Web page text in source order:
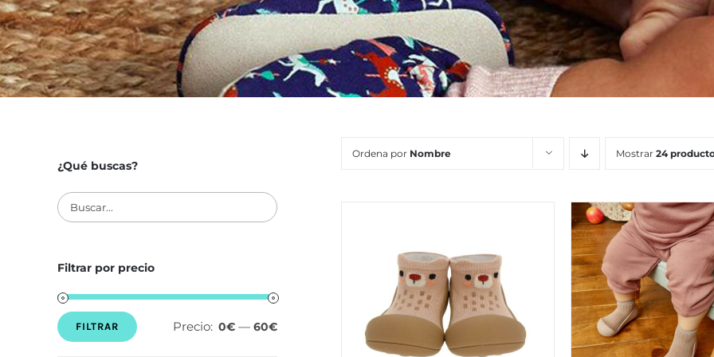
Ordena por Nombre Mostrar 24
¿Qué buscas?
Filtrar por precio
Precio
Precio
FILTRAR Precio: 0€ — 60€